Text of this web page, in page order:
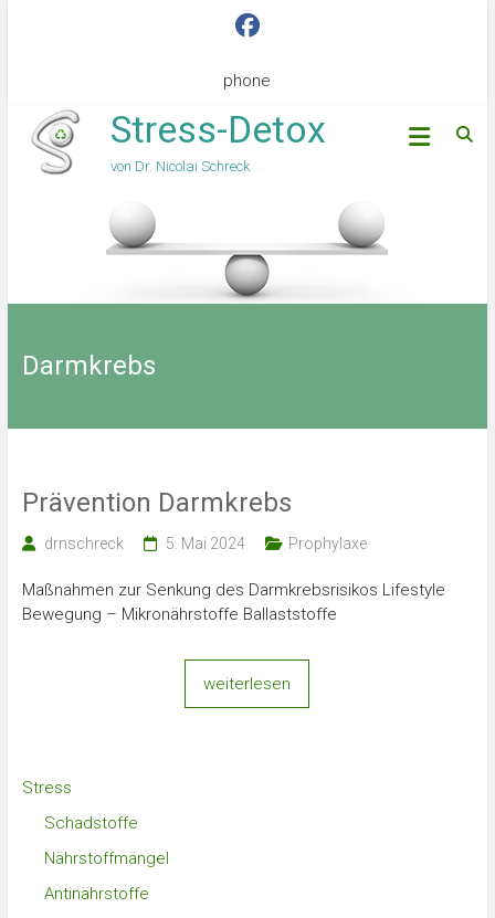
phone
Stress-Detox
von Dr. Nicolai Schreck
Darmkrebs
Prävention Darmkrebs
drnschreck 5. Mai 2024 Prophylaxe
Maßnahmen zur Senkung des Darmkrebsrisikos Lifestyle
Bewegung – Mikronährstoffe Ballaststoffe
weiterlesen
Stress
Schadstoffe
Nährstoffmängel
Antinährstoffe